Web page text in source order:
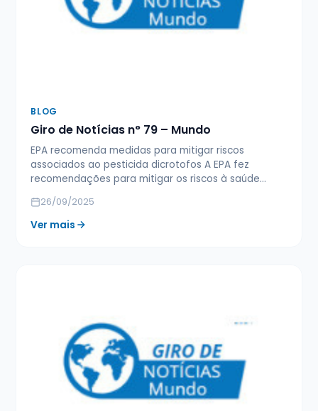
BLOG
Giro de Notícias n° 79 – Mundo
EPA recomenda medidas para mitigar riscos
associados ao pesticida dicrotofos A EPA fez
recomendações para mitigar os riscos à saúde…
26/09/2025
Ver mais